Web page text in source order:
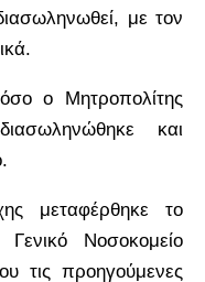
με τον
ο Μητροπολίτης
και
μεταφέρθηκε το
Νοσοκομείο
τις προηγούμενες